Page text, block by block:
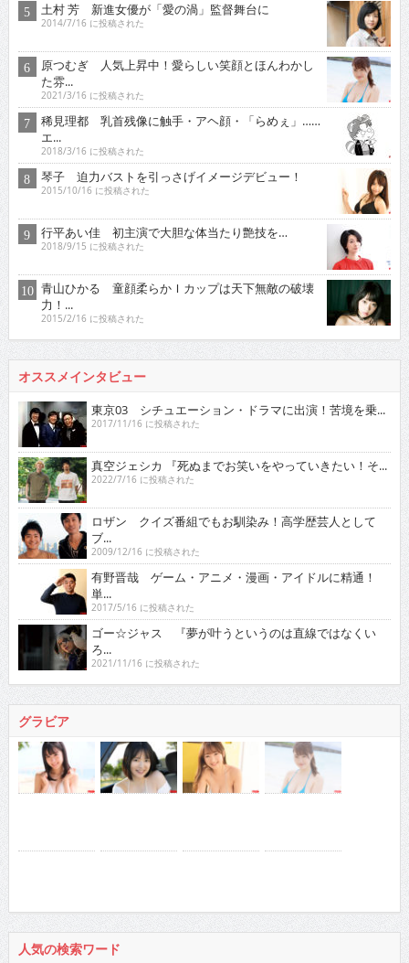
土村 芳 新進女優が「愛の渦」監督舞台に
2014/7/16 に投稿された
原つむぎ 人気上昇中！愛らしい笑顔とほんわかし
た雰...
2021/3/16 に投稿された
稀見理都 乳首残像に触手・アヘ顔・「らめぇ」……
エ...
2018/3/16 に投稿された
琴子 迫力バストを引っさげイメージデビュー！
2015/10/16 に投稿された
行平あい佳 初主演で大胆な体当たり艶技を…
2018/9/15 に投稿された
青山ひかる 童顔柔らかＩカップは天下無敵の破壊
力！...
2015/2/16 に投稿された
オススメインタビュー
東京03 シチュエーション・ドラマに出演！苦境を乗...
2017/11/16 に投稿された
真空ジェシカ 『死ぬまでお笑いをやっていきたい！そ...
2022/7/16 に投稿された
ロザン クイズ番組でもお馴染み！高学歴芸人として
ブ...
2009/12/16 に投稿された
有野晋哉 ゲーム・アニメ・漫画・アイドルに精通！
単...
2017/5/16 に投稿された
ゴー☆ジャス 『夢が叶うというのは直線ではなくい
ろ...
2021/11/16 に投稿された
グラビア
人気の検索ワード